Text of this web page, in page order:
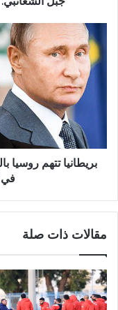
بريطانيا تتهم روسيا
في
مقالات ذات صلة